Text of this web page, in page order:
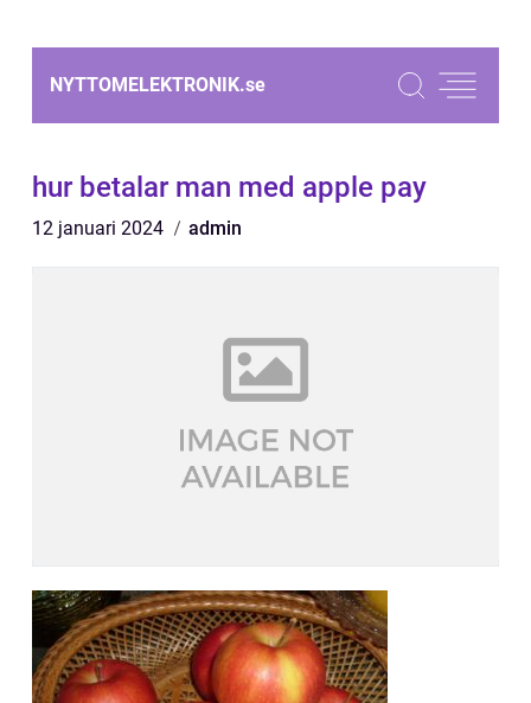
NYTTOMELEKTRONIK.se
hur betalar man med apple pay
12 januari 2024 admin